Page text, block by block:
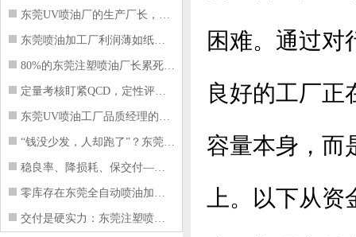
东莞UV喷油厂的生产厂长，到底在给工
东莞喷油加工厂利润薄如纸？这四项基本
80%的东莞注塑喷油厂长累死累活，利
定量考核盯紧QCD，定性评价看好配合
东莞UV喷油工厂品质经理的四项核心管
“钱没少发，人却跑了”？东莞注塑喷油
稳良率、降损耗、保交付——东莞这家U
零库存在东莞全自动喷油加工厂不可行的
交付是硬实力：东莞注塑喷油厂如何用齐
困难。通过对
良好的工厂正
容量本身，而
上。以下从